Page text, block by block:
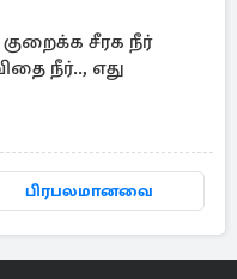
சீரக நீர்
நீர்.., எது
பிரபலமானவை